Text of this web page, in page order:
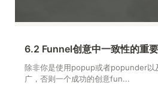
6.2 Funnel创意中一致性的重
除非你是使用popup或者popunder以
广，否则一个成功的创意fun...